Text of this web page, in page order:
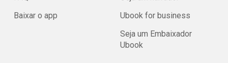
Baixar o app
Ubook for business
Seja um Embaixador
Ubook